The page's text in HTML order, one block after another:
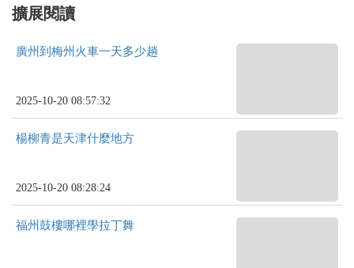
擴展閱讀
廣州到梅州火車一天多少趟
2025-10-20 08:57:32
楊柳青是天津什麼地方
2025-10-20 08:28:24
福州鼓樓哪裡學拉丁舞